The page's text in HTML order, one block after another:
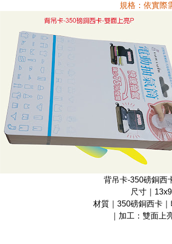
規格：依實際
背吊卡-350磅銅西
尺寸｜
材質｜350磅銅西卡
｜加工：雙面上